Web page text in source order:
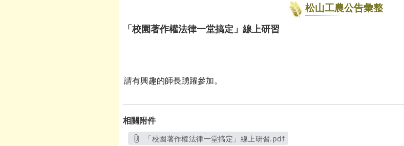
松山工農公告彙整
「校園著作權法律一堂搞定」線上研習
請有興趣的師長踴躍參加。
相關附件
「校園著作權法律一堂搞定」線上研習.pdf